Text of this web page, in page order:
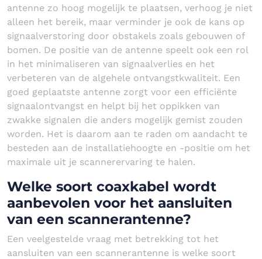
antenne zo hoog mogelijk te plaatsen, verhoog je niet
alleen het bereik, maar verminder je ook de kans op
signaalverstoring door obstakels zoals gebouwen of
bomen. De positie van de antenne speelt ook een rol
in het minimaliseren van signaalverlies en het
verbeteren van de algehele ontvangstkwaliteit. Een
goed geplaatste antenne zorgt voor een efficiënte
signaalontvangst en helpt bij het oppikken van
zwakke signalen die anders mogelijk gemist zouden
worden. Het is daarom aan te raden om aandacht te
besteden aan de installatiehoogte en -positie om het
maximale uit je scannerervaring te halen.
Welke soort coaxkabel wordt
aanbevolen voor het aansluiten
van een scannerantenne?
Een veelgestelde vraag met betrekking tot het
aansluiten van een scannerantenne is welke soort